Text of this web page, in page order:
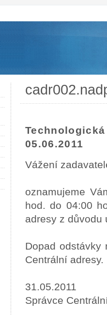
05.06.2011
Vážení
oznamujeme
hod. do 04:00
adresy z důvodu
Dopad odstávky
Centrální adresy.
31.05.2011
Správce